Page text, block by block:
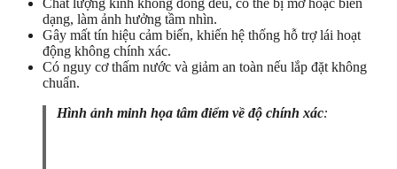
Chất lượng kính không đồng đều, có thể bị mờ hoặc biến
dạng, làm ảnh hưởng tầm nhìn.
Gây mất tín hiệu cảm biến, khiến hệ thống hỗ trợ lái hoạt
động không chính xác.
Có nguy cơ thấm nước và giảm an toàn nếu lắp đặt không
chuẩn.
Hình ảnh minh họa tâm điểm về độ chính xác: